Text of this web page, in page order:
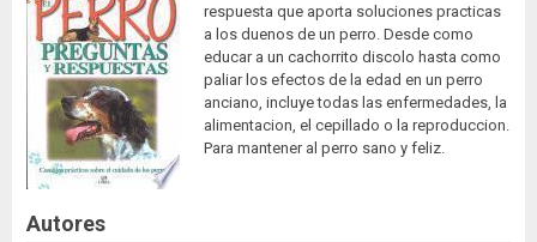
respuesta que aporta soluciones practicas
a los duenos de un perro. Desde como
educar a un cachorrito discolo hasta como
paliar los efectos de la edad en un perro
anciano, incluye todas las enfermedades, la
alimentacion, el cepillado o la reproduccion.
Para mantener al perro sano y feliz.
Autores